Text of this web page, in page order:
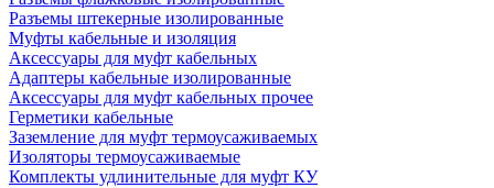
Разъемы штекерные изолированные
Муфты кабельные и изоляция
Аксессуары для муфт кабельных
Адаптеры кабельные изолированные
Аксессуары для муфт кабельных прочее
Герметики кабельные
Заземление для муфт термоусаживаемых
Изоляторы термоусаживаемые
Комплекты удлинительные для муфт КУ